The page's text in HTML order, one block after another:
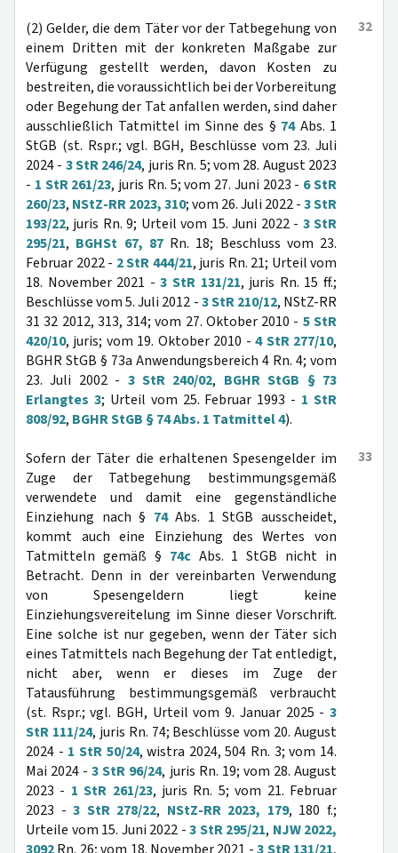
32
(2) Gelder, die dem Täter vor der Tatbegehung von
einem Dritten mit der konkreten Maßgabe zur
Verfügung gestellt werden, davon Kosten zu
bestreiten, die voraussichtlich bei der Vorbereitung
oder Begehung der Tat anfallen werden, sind daher
ausschließlich Tatmittel im Sinne des § 74Abs. 1
StGB (st. Rspr.; vgl. BGH, Beschlüsse vom 23. Juli
2024 - 3 StR 246/24, juris Rn. 5; vom 28. August 2023
- 1 StR 261/23, juris Rn. 5; vom 27. Juni 2023 - 6 StR
260/23, NStZ-RR 2023, 310; vom 26. Juli 2022 -3 StR
193/22, juris Rn. 9; Urteil vom 15. Juni 2022 - 3 StR
295/21, BGHSt 67, 87Rn. 18; Beschluss vom 23.
Februar 2022 - 2 StR 444/21, juris Rn. 21; Urteil vom
18. November 2021 -3 StR 131/21, juris Rn. 15 ff.;
Beschlüsse vom 5. Juli 2012 -3 StR 210/12, NStZ-RR
31 32 2012, 313, 314; vom 27. Oktober 2010 - 5 StR
420/10, juris; vom 19. Oktober 2010 -4 StR 277/10,
BGHR StGB § 73a Anwendungsbereich 4 Rn. 4; vom
23. Juli 2002 - 3 StR 240/02, BGHR StGB § 73
Erlangtes 3; Urteil vom 25. Februar 1993 - 1 StR
808/92, BGHR StGB § 74 Abs. 1 Tatmittel 4).
33
Sofern der Täter die erhaltenen Spesengelder im
Zuge der Tatbegehung bestimmungsgemäß
verwendete und damit eine gegenständliche
Einziehung nach § 74Abs. 1 StGB ausscheidet,
kommt auch eine Einziehung des Wertes von
Tatmitteln gemäß § 74cAbs. 1 StGB nicht in
Betracht. Denn in der vereinbarten Verwendung
von Spesengeldern liegt keine
Einziehungsvereitelung im Sinne dieser Vorschrift.
Eine solche ist nur gegeben, wenn der Täter sich
eines Tatmittels nach Begehung der Tat entledigt,
nicht aber, wenn er dieses im Zuge der
Tatausführung bestimmungsgemäß verbraucht
(st. Rspr.; vgl. BGH, Urteil vom 9. Januar 2025 - 3
StR 111/24, juris Rn. 74; Beschlüsse vom 20. August
2024 - 1 StR 50/24, wistra 2024, 504 Rn. 3; vom 14.
Mai 2024 -3 StR 96/24, juris Rn. 19; vom 28. August
2023 - 1 StR 261/23, juris Rn. 5; vom 21. Februar
2023 -3 StR 278/22, NStZ-RR 2023, 179, 180 f.;
Urteile vom 15. Juni 2022 -3 StR 295/21, NJW 2022,